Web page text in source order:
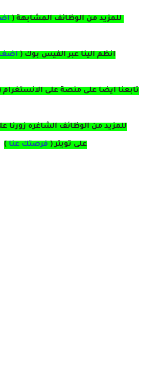
للمزيد من الوظائف المشابهة (
انظم الينا عبر الفيس بوك (
تابعنا ايضا على منصة على الانستغرام
للمزيد من الوظائف الشاغره زورنا
على تويتر( فرصتك عنا )